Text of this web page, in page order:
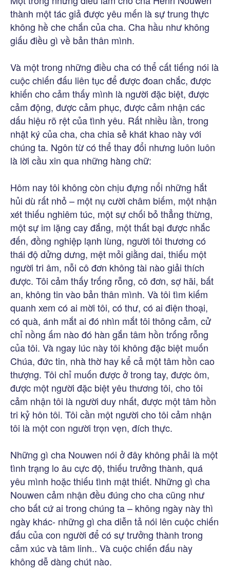
thành một tác giả được yêu mến là sự trung thực
không hề che chắn của cha. Cha hầu như không
giấu điều gì về bản thân mình.
Và một trong những điều cha có thể cất tiếng nói là
cuộc chiến đấu liên tục để được đoan chắc, được
khiến cho cảm thấy mình là người đặc biệt, được
cảm động, được cảm phục, được cảm nhận các
dấu hiệu rõ rệt của tình yêu. Rất nhiều lần, trong
nhật ký của cha, cha chia sẻ khát khao này với
chúng ta. Ngôn từ có thể thay đổi nhưng luôn luôn
là lời cầu xin qua những hàng chữ:
Hôm nay tôi không còn chịu đựng nổi những hắt
hủi dù rất nhỏ – một nụ cười châm biếm, một nhận
xét thiếu nghiêm túc, một sự chối bỏ thẳng thừng,
một sự im lặng cay đắng, một thất bại được nhắc
đến, đồng nghiệp lạnh lùng, người tôi thương có
thái độ dửng dưng, mệt mỏi giằng dai, thiếu một
người tri âm, nỗi cô đơn không tài nào giải thích
được. Tôi cảm thấy trống rỗng, cô đơn, sợ hãi, bất
an, không tin vào bản thân mình. Và tôi tìm kiếm
quanh xem có ai mời tôi, có thư, có ai điện thoại,
có quà, ánh mắt ai đó nhìn mắt tôi thông cảm, cử
chỉ nồng ấm nào đó hàn gắn tâm hồn trống rỗng
của tôi. Và ngay lúc này tôi không đặc biệt muốn
Chúa, đức tin, nhà thờ hay kể cả một tâm hồn cao
thượng. Tôi chỉ muốn được ở trong tay, được ôm,
được một người đặc biệt yêu thương tôi, cho tôi
cảm nhận tôi là người duy nhất, được một tâm hồn
tri kỷ hôn tôi. Tôi cần một người cho tôi cảm nhận
tôi là một con người trọn vẹn, đích thực.
Những gì cha Nouwen nói ở đây không phải là một
tình trạng lo âu cực độ, thiếu trưởng thành, quá
yêu mình hoặc thiếu tình mật thiết. Những gì cha
Nouwen cảm nhận đều đúng cho cha cũng như
cho bất cứ ai trong chúng ta – không ngày này thì
ngày khác- những gì cha diễn tả nói lên cuộc chiến
đấu của con người để có sự trưởng thành trong
cảm xúc và tâm linh.. Và cuộc chiến đấu này
không dễ dàng chút nào.